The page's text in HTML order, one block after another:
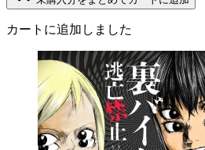
カートに追加しました